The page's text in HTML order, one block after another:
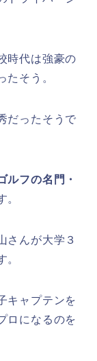
時代は強豪の
たそう。
だったそうで
ルフの名門・
。
さんが大学３
。
キャプテンを
ロになるのを